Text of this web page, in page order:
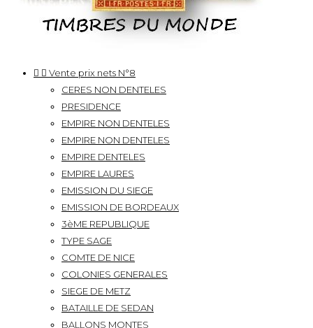
  Vente prix nets N°8
CERES NON DENTELES
PRESIDENCE
EMPIRE NON DENTELES
EMPIRE NON DENTELES
EMPIRE DENTELES
EMPIRE LAURES
EMISSION DU SIEGE
EMISSION DE BORDEAUX
3èME REPUBLIQUE
TYPE SAGE
COMTE DE NICE
COLONIES GENERALES
SIEGE DE METZ
BATAILLE DE SEDAN
BALLONS MONTES